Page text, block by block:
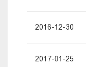
2016-12-30
2017-01-25